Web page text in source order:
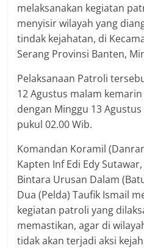
melaksanakan kegiatan
menyisir wilayah yang
tindak kejahatan, di
Serang Provinsi Banten,
Pelaksanaan Patroli
12 Agustus malam
dengan Minggu 13
pukul 02.00 Wib.
Komandan Koramil
Kapten Inf Edi Edy
Bintara Urusan Dalam
Dua (Pelda) Taufik Ismail
kegiatan patroli yang
memastikan, agar di
tidak akan terjadi aksi